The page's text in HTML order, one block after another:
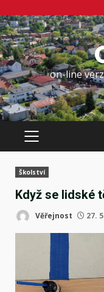
Skip
to
content
on-line
PRIMARY
Školství
Když se lidské
Věřejnost 27.